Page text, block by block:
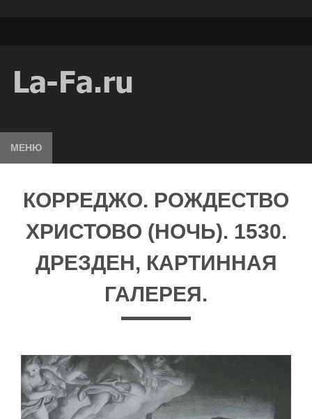
МЕНЮ
КОРРЕДЖО. РОЖДЕСТВО
ХРИСТОВО (НОЧЬ). 1530.
ДРЕЗДЕН, КАРТИННАЯ
ГАЛЕРЕЯ.